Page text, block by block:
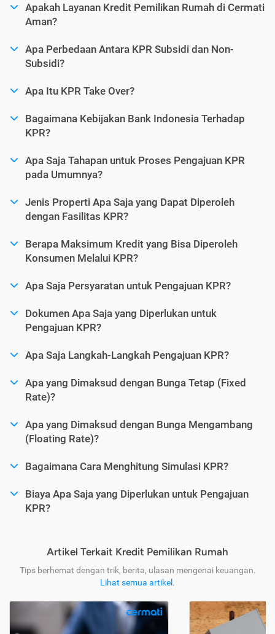
Apakah Layanan Kredit Pemilikan Rumah di Cermati
Aman?
Apa Perbedaan Antara KPR Subsidi dan Non-
Subsidi?
Apa Itu KPR Take Over?
Bagaimana Kebijakan Bank Indonesia Terhadap
KPR?
Apa Saja Tahapan untuk Proses Pengajuan KPR
pada Umumnya?
Jenis Properti Apa Saja yang Dapat Diperoleh
dengan Fasilitas KPR?
Berapa Maksimum Kredit yang Bisa Diperoleh
Konsumen Melalui KPR?
Apa Saja Persyaratan untuk Pengajuan KPR?
Dokumen Apa Saja yang Diperlukan untuk
Pengajuan KPR?
Apa Saja Langkah-Langkah Pengajuan KPR?
Apa yang Dimaksud dengan Bunga Tetap (Fixed
Rate)?
Apa yang Dimaksud dengan Bunga Mengambang
(Floating Rate)?
Bagaimana Cara Menghitung Simulasi KPR?
Biaya Apa Saja yang Diperlukan untuk Pengajuan
KPR?
Artikel Terkait Kredit Pemilikan Rumah
Tips berhemat dengan trik, berita, ulasan mengenai keuangan.
Lihat semua artikel .